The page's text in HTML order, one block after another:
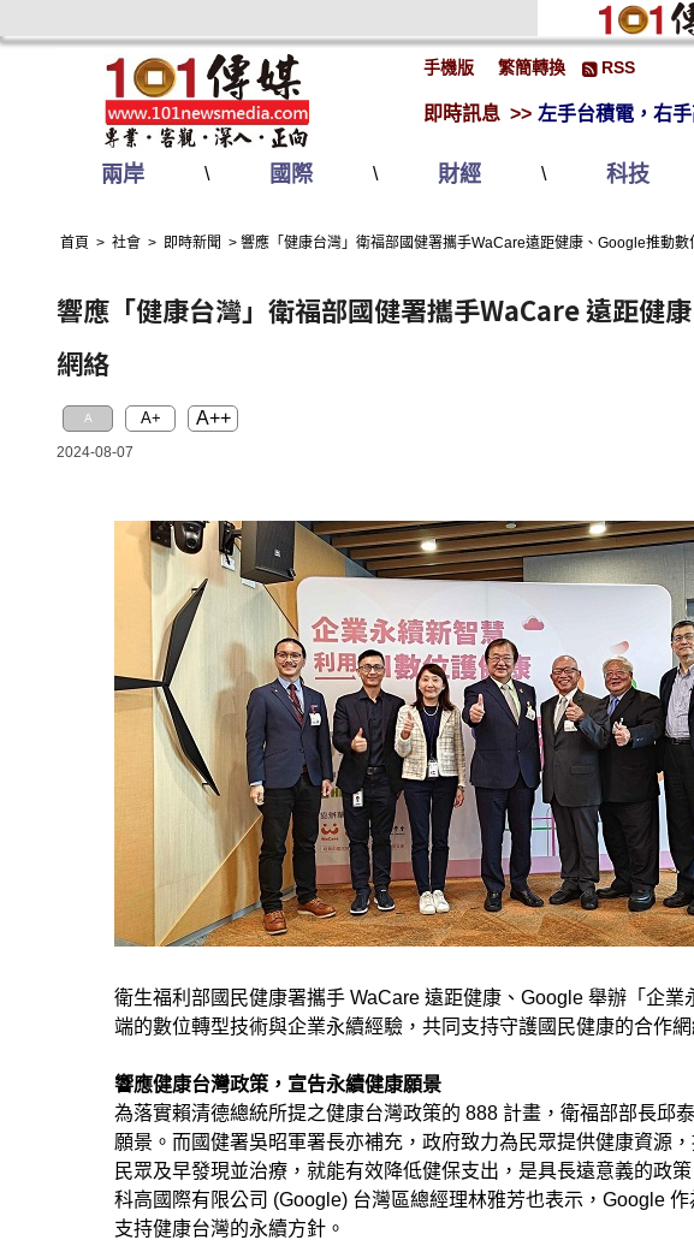
手機版 繁簡轉換 RSS
即時訊息 >> 左手台積電，右
兩岸 \ 國際 \ 財經 \ 科技
首頁 > 社會 > 即時新聞 > 響應「健康台灣」衛福部國健署攜手WaCare遠距健康、Google推動
響應「健康台灣」衛福部國健署攜手WaCare 遠距健
網絡
A A+ A++
2024-08-07
衛生福利部國民健康署攜手 WaCare 遠距健康、Google 舉辦「企
端的數位轉型技術與企業永續經驗，共同支持守護國民健康的合作
響應健康台灣政策，宣告永續健康願景
為落實賴清德總統所提之健康台灣政策的 888 計畫，衛福部部長邱
願景。而國健署吳昭軍署長亦補充，政府致力為民眾提供健康資源
民眾及早發現並治療，就能有效降低健保支出，是具長遠意義的政策
科高國際有限公司 (Google) 台灣區總經理林雅芳也表示，Google
支持健康台灣的永續方針。